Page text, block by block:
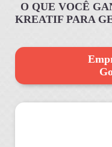
O QUE VOCÊ
KREATIF PARA